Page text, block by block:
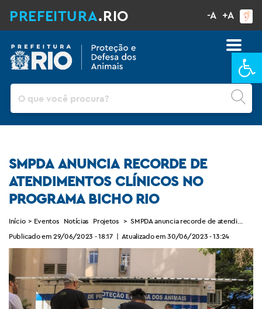
PREFEITURA.RIO -A +A
SMPDA ANUNCIA RECORDE DE
ATENDIMENTOS CLÍNICOS NO
PROGRAMA BICHO RIO
Início > Eventos Notícias Projetos > SMPDA anuncia recorde de
Publicado em 29/06/2023 - 18:17 | Atualizado em 30/06/2023 - 13:24